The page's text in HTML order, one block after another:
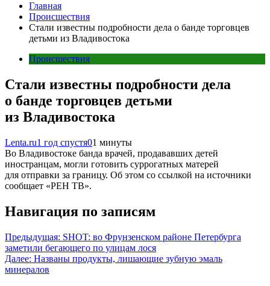
Главная
Происшествия
Стали известны подробности дела о банде торговцев
детьми из Владивостока
Происшествия
Стали известны подробности дела
о банде торговцев детьми
из Владивостока
Lenta.ru1 год спустя01 минуты
Во Владивостоке банда врачей, продававших детей
иностранцам, могли готовить суррогатных матерей
для отправки за границу. Об этом со ссылкой на источники
сообщает «РЕН ТВ».
Навигация по записям
Предыдущая: SHOT: во Фрунзенском районе Петербурга
заметили бегающего по улицам лося
Далее: Названы продукты, лишающие зубную эмаль
минералов